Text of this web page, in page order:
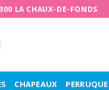
LA CHAUX-DE-FONDS
CHAPEAUX